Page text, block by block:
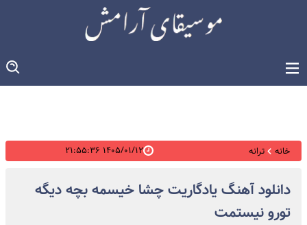
خانه ترانه ۱۴۰۵/۰۱/۱۲ ۲۱:۵۵:۳۶
دانلود آهنگ یادگاریت چشا خیسمه بچه دیگه
تورو نیستمت